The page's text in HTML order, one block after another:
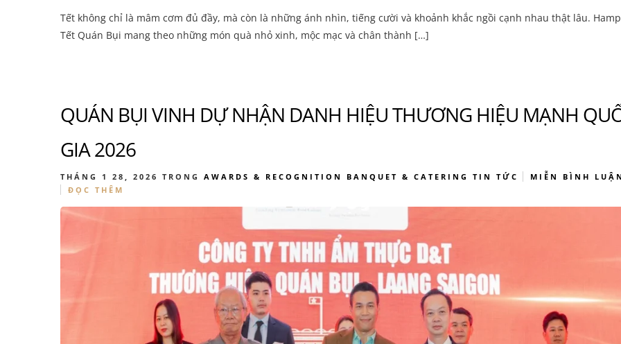
Tết không chỉ là mâm cơm đủ đầy, mà còn là những ánh nhìn, tiếng cười và khoảnh khắc ngồi cạnh nhau thật lâu.
Tết Quán Bụi mang theo những món quà nhỏ xinh, mộc mạc và chân thành […]
QUÁN BỤI VINH DỰ NHẬN DANH HIỆU THƯƠNG HIỆU MẠNH
GIA 2026
THÁNG 1 28, 2026 TRONG AWARDS & RECOGNITION BANQUET & CATERING TIN TỨC
MIỄN BÌNH
ĐỌC THÊM